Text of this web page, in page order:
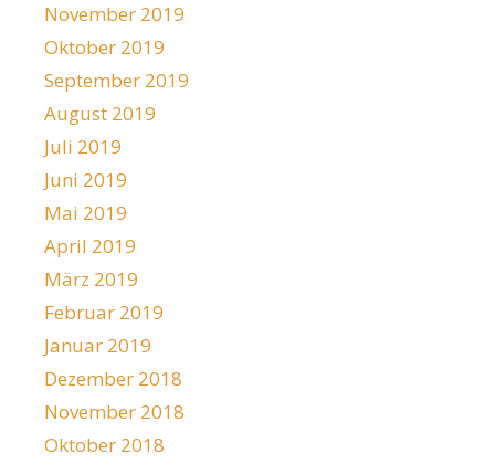
November 2019
Oktober 2019
September 2019
August 2019
Juli 2019
Juni 2019
Mai 2019
April 2019
März 2019
Februar 2019
Januar 2019
Dezember 2018
November 2018
Oktober 2018